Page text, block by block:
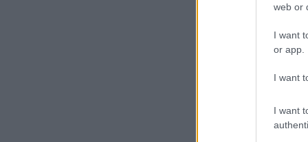
web or
I want
or app.
I want
I want